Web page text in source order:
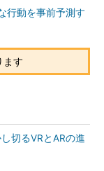
行動を事前予測す
ます
切るVRとARの進